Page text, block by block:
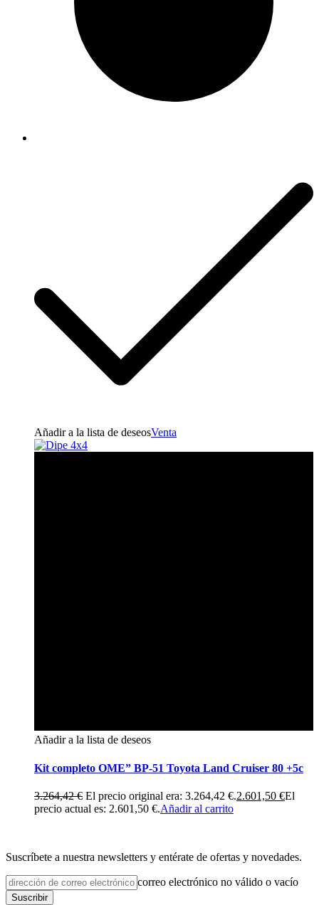
Añadir a la lista de deseosVenta
Añadir a la lista de deseos
Kit completo OME” BP-51 Toyota Land Cruiser 80 +5c
3.264,42€ El precio original era: 3.264,42 €.2.601,50 €El
precio actual es: 2.601,50 €.Añadir al carrito
Suscríbete a nuestra newsletters y entérate de ofertas y novedades.
correo electrónico no válido o vacío
Suscribir